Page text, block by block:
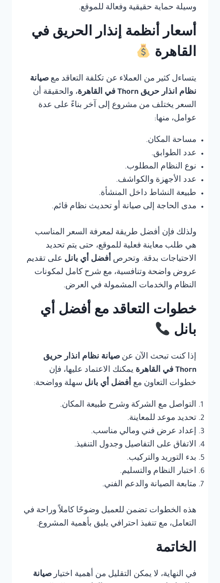
وسيلة حماية حقيقية وفعالة للموقع.
أسعار أنظمة إنذار الحريق في
القاهرة
يتساءل كثير من العملاء عن تكلفة التعاقد مع صيانة
نظام انذار حريق Thorn في القاهرة
، والحقيقة أن
السعر يختلف من مشروع إلى آخر بناءً على عدة
عوامل، منها:
مساحة المكان.
عدد الطوابق.
نوع النظام المطلوب.
عدد الأجهزة والكواشف.
طبيعة النشاط داخل المنشأة.
مدى الحاجة إلى صيانة أو تحديث نظام قائم.
ولذلك فإن أفضل طريقة لمعرفة السعر المناسب
هي طلب معاينة فعلية للموقع، حتى يتم تحديد
الاحتياجات بدقة. وتحرص أفضل أي بانل على تقديم
عروض واضحة وتنافسية، مع شرح كامل لمكونات
النظام والخدمات المشمولة في العرض.
خطوات التعاقد مع أفضل أي
بانل
إذا كنت تبحث الآن عن صيانة نظام انذار حريق
Thorn في القاهرة
يمكنك الاعتماد عليها، فإن
خطوات التعاون مع أفضل أي بانل سهلة وواضحة:
التواصل مع الشركة وشرح طبيعة المكان.
تحديد موعد للمعاينة.
إعداد عرض فني ومالي مناسب.
الاتفاق على التفاصيل وجدول التنفيذ.
بدء التوريد والتركيب.
اختبار النظام والتسليم.
متابعة الصيانة والدعم الفني.
هذه الخطوات تضمن للعميل وضوحًا كاملاً وراحة في
التعامل، مع تنفيذ احترافي يليق بأهمية المشروع.
الخاتمة
في النهاية، لا يمكن التقليل من أهمية اختيار صيانة